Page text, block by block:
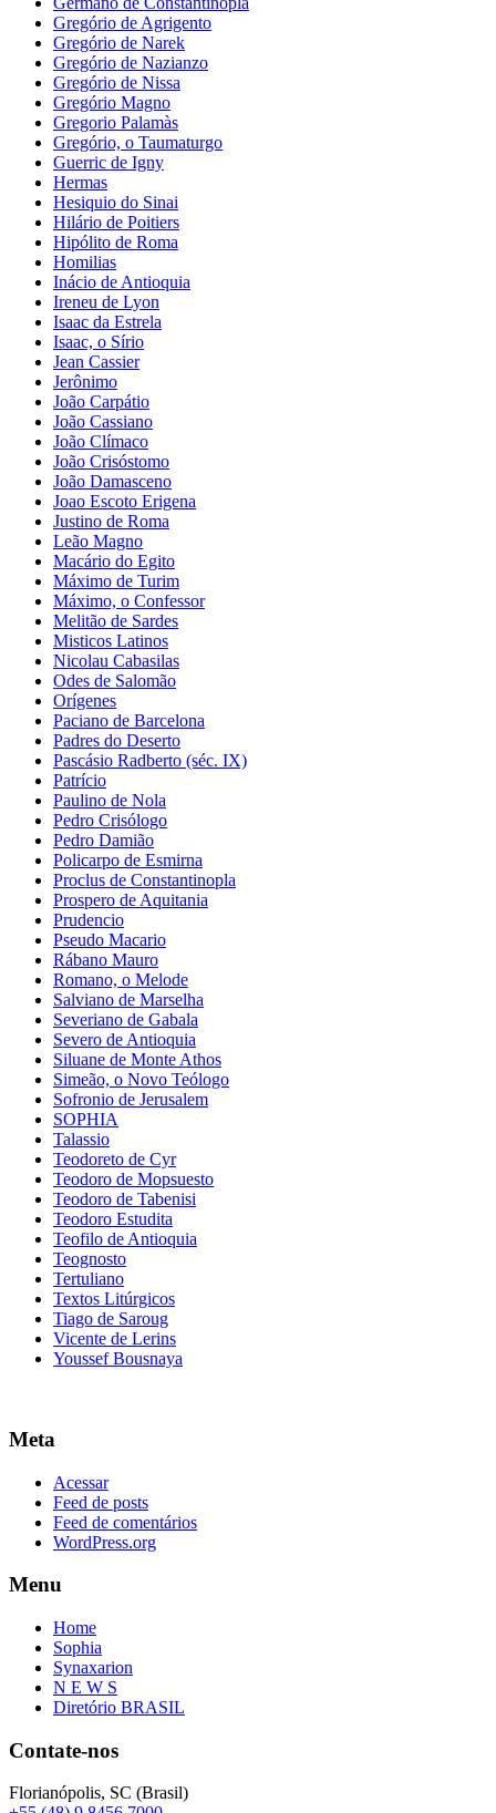
Gregório de Agrigento
Gregório de Narek
Gregório de Nazianzo
Gregório de Nissa
Gregório Magno
Gregorio Palamàs
Gregório, o Taumaturgo
Guerric de Igny
Hermas
Hesiquio do Sinai
Hilário de Poitiers
Hipólito de Roma
Homilias
Inácio de Antioquia
Ireneu de Lyon
Isaac da Estrela
Isaac, o Sírio
Jean Cassier
Jerônimo
João Carpátio
João Cassiano
João Clímaco
João Crisóstomo
João Damasceno
Joao Escoto Erigena
Justino de Roma
Leão Magno
Macário do Egito
Máximo de Turim
Máximo, o Confessor
Melitão de Sardes
Misticos Latinos
Nicolau Cabasilas
Odes de Salomão
Orígenes
Paciano de Barcelona
Padres do Deserto
Pascásio Radberto (séc. IX)
Patrício
Paulino de Nola
Pedro Crisólogo
Pedro Damião
Policarpo de Esmirna
Proclus de Constantinopla
Prospero de Aquitania
Prudencio
Pseudo Macario
Rábano Mauro
Romano, o Melode
Salviano de Marselha
Severiano de Gabala
Severo de Antioquia
Siluane de Monte Athos
Simeão, o Novo Teólogo
Sofronio de Jerusalem
SOPHIA
Talassio
Teodoreto de Cyr
Teodoro de Mopsuesto
Teodoro de Tabenisi
Teodoro Estudita
Teofilo de Antioquia
Teognosto
Tertuliano
Textos Litúrgicos
Tiago de Saroug
Vicente de Lerins
Youssef Bousnaya
Meta
Acessar
Feed de posts
Feed de comentários
WordPress.org
Menu
Home
Sophia
Synaxarion
N E W S
Diretório BRASIL
Contate-nos
Florianópolis, SC (Brasil)